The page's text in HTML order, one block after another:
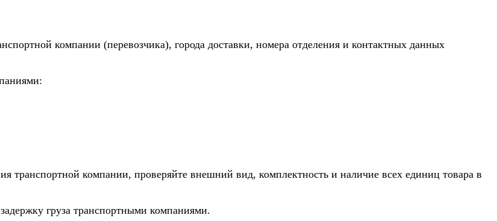
компании (перевозчика), города доставки, номера отделения и контактных данных
транспортной компании, проверяйте внешний вид, комплектность и наличие всех единиц товара в
груза транспортными компаниями.